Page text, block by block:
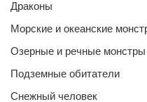
Драконы
Морские и океанские
Озерные и речные монстры
Подземные обитатели
Снежный человек